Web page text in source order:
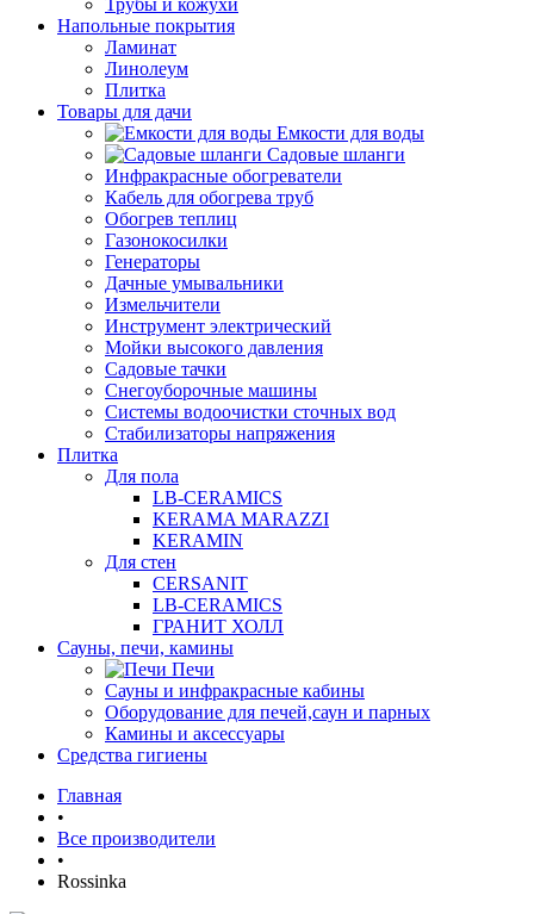
Трубы и кожухи
Напольные покрытия
Ламинат
Линолеум
Плитка
Товары для дачи
Емкости для воды
Садовые шланги
Инфракрасные обогреватели
Кабель для обогрева труб
Обогрев теплиц
Газонокосилки
Генераторы
Дачные умывальники
Измельчители
Инструмент электрический
Мойки высокого давления
Садовые тачки
Снегоуборочные машины
Системы водоочистки сточных вод
Стабилизаторы напряжения
Плитка
Для пола
LB-CERAMICS
KERAMA MARAZZI
KERAMIN
Для стен
CERSANIT
LB-CERAMICS
ГРАНИТ ХОЛЛ
Сауны, печи, камины
Печи
Сауны и инфракрасные кабины
Оборудование для печей,саун и парных
Камины и аксессуары
Средства гигиены
Главная
•
Все производители
•
Rossinka